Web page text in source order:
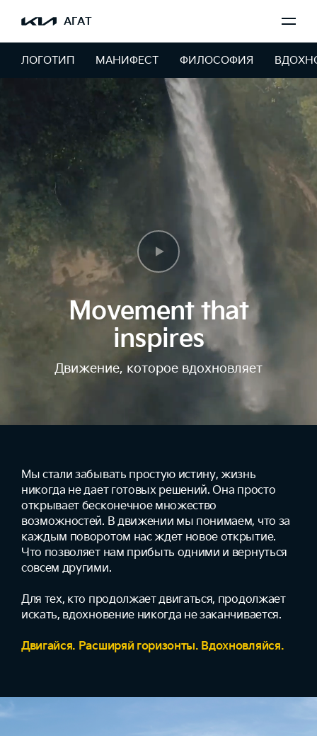
АГАТ
ЛОГОТИП МАНИФЕСТ ФИЛОСОФИЯ
Movement that
inspires
Движение, которое вдохновляет
Мы стали забывать простую истину, жизнь
никогда не дает готовых решений. Она просто
открывает бесконечное множество
возможностей. В движении мы понимаем, что за
каждым поворотом нас ждет новое открытие.
Что позволяет нам прибыть одними и вернуться
совсем другими.
Для тех, кто продолжает двигаться, продолжает
искать, вдохновение никогда не заканчивается.
Двигайся. Расширяй горизонты. Вдохновляйся.